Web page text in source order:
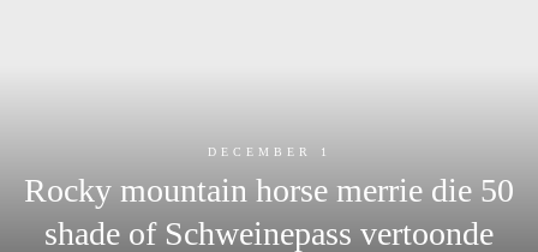
DECEMBER 1
Rocky mountain horse merrie die 50
shade of Schweinepass vertoonde